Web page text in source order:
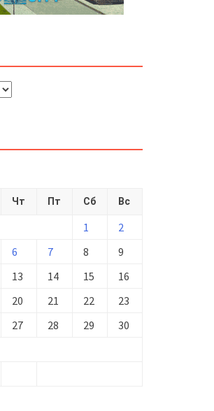
Чт Пт Сб Вс
1
2
6 7 8
9
13 14 15
16
20 21 22
23
27 28 29
30